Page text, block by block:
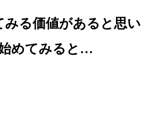
みる価値があると思い
めてみると…